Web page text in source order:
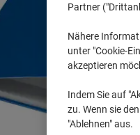
Partner
Nähere
unter "Cookie-
akzeptieren
Indem Sie auf
zu. Wenn sie
"Ablehnen" aus.